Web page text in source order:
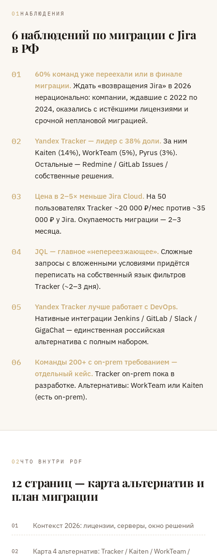
НАБЛЮДЕНИЯ
6 наблюдений по миграции с Jira
в РФ
01
60% команд уже переехали или в финале
миграции. Ждать «возвращения Jira» в 2026
нерационально: компании, ждавшие с 2022 по
2024, оказались с истёкшими лицензиями и
срочной неплановой миграцией.
02 Yandex Tracker — лидер с 38% доли. За ним
Kaiten (14%), WorkTeam (5%), Pyrus (3%).
Остальные — Redmine / GitLab Issues /
собственные решения.
03 Цена в 2–5× меньше Jira Cloud. На 50
пользователях Tracker ~20 000 ₽/мес против ~35
000 ₽ у Jira. Окупаемость миграции — 2–3
месяца.
04 JQL — главное «непереезжающее». Сложные
запросы с вложенными условиями придётся
переписать на собственный язык фильтров
Tracker (~2–3 дня).
05
Yandex Tracker лучше работает с DevOps.
Нативные интеграции Jenkins / GitLab / Slack /
GigaChat — единственная российская
альтернатива с полным набором.
06
Команды 200+ с on-prem требованием —
отдельный кейс. Tracker on-prem пока в
разработке. Альтернативы: WorkTeam или Kaiten
(есть on-prem).
ЧТО ВНУТРИ PDF
12 страниц — карта альтернатив и
план миграции
01 Контекст 2026: лицензии, серверы, окно решений
02
Карта 4 альтернатив: Tracker / Kaiten / WorkTeam /